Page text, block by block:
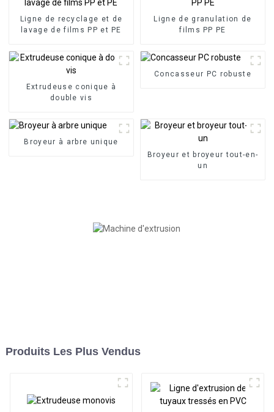
Ligne de recyclage et de
lavage de films PP et PE
Ligne de granulation de
films PP PE
Extrudeuse conique à
double vis
Concasseur PC robuste
Broyeur à arbre unique
Broyeur et broyeur tout-en-
un
Produits Les Plus Vendus